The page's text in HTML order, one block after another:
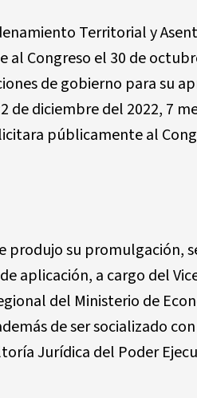
Territorial y
al Congreso el 30 de
de gobierno para su
de diciembre del 2022, 7
públicamente al
produjo su promulgación,
aplicación, a cargo del
del Ministerio de
de ser socializado
Jurídica del Poder